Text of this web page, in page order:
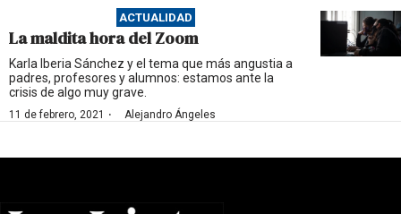
ACTUALIDAD
La maldita hora del Zoom
Karla Iberia Sánchez y el tema que más angustia a
padres, profesores y alumnos: estamos ante la
crisis de algo muy grave.
11 de febrero, 2021 · Alejandro Ángeles